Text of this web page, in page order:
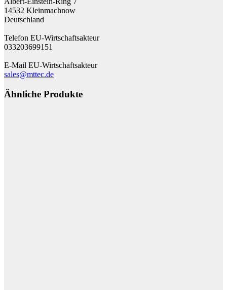
14532 Kleinmachnow
Deutschland
Telefon EU-Wirtschaftsakteur
033203699151
E-Mail EU-Wirtschaftsakteur
sales@mttec.de
Ähnliche Produkte